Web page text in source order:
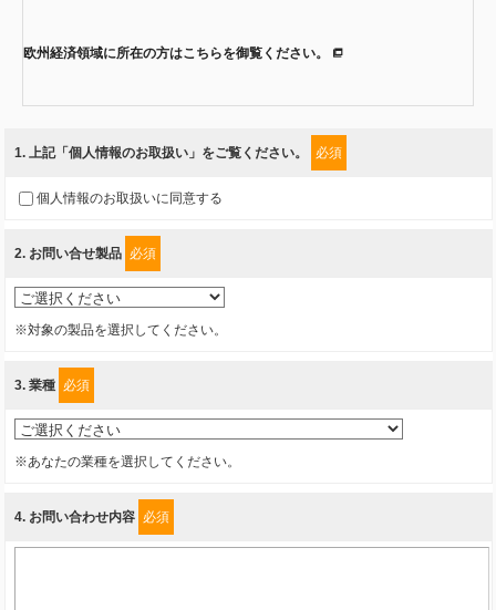
欧州経済領域に所在の方はこちらを御覧ください。
います。
れらで定める範囲内で、サービスの提供やご案内等のために利用させてい
ただいております。
情報を提供されるお客様（本人）に対して、情報の収集目的、管理者、提
供の有無、情報提供の任意性や権利について確認し、当社への情報提供が
お客様の懸念にならないように、以下の同意を得たいと存じますので、宜
事業者名
富士ソフト株式会社
個人情報保護責任者
個人情報保護管理担当役員
1. 上記「個人情報のお取扱い」をご覧ください。 必須
個人情報のお取扱いに同意する
2. お問い合せ製品 必須
※対象の製品を選択してください。
3. 業種 必須
※あなたの業種を選択してください。
4. お問い合わせ内容 必須